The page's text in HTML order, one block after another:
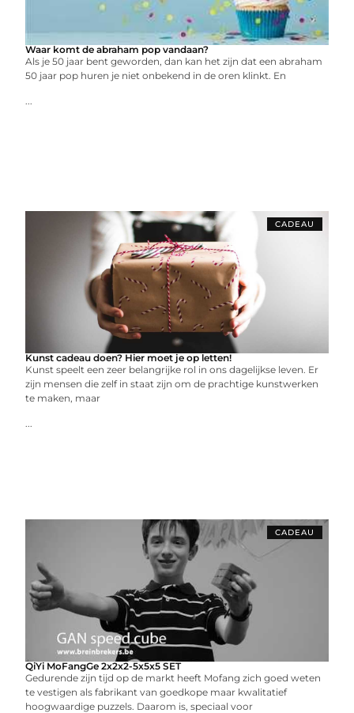
Waar komt de abraham pop vandaan?
Als je 50 jaar bent geworden, dan kan het zijn dat een abraham
50 jaar pop huren je niet onbekend in de oren klinkt. En
...
CADEAU
Kunst cadeau doen? Hier moet je op letten!
Kunst speelt een zeer belangrijke rol in ons dagelijkse leven. Er
zijn mensen die zelf in staat zijn om de prachtige kunstwerken
te maken, maar
...
CADEAU
QiYi MoFangGe 2x2x2-5x5x5 SET
Gedurende zijn tijd op de markt heeft Mofang zich goed weten
te vestigen als fabrikant van goedkope maar kwalitatief
hoogwaardige puzzels. Daarom is, speciaal voor